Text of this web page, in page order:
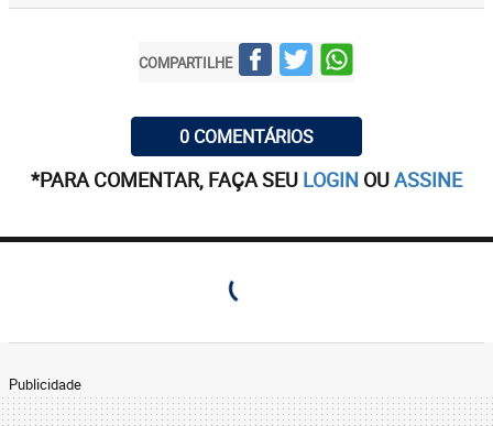
COMPARTILHE
0 COMENTÁRIOS
*PARA COMENTAR, FAÇA SEU LOGIN OUASSINE
Publicidade